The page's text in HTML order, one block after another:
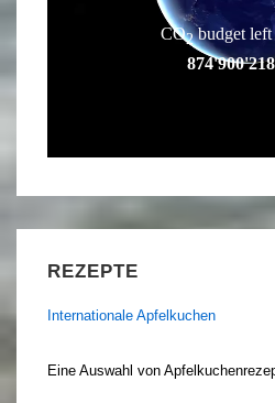
REZEPTE
Internationale Apfelkuchen
Eine Auswahl von